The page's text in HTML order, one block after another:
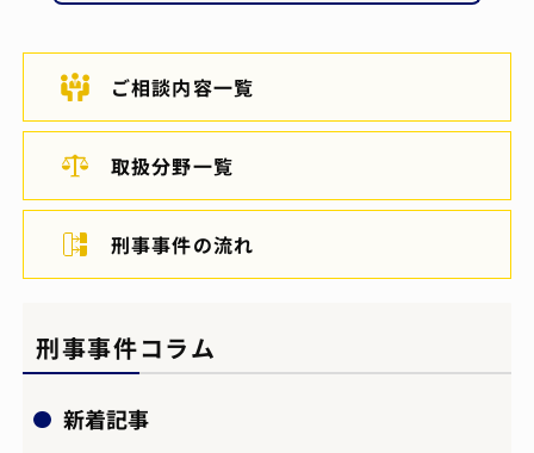
ご相談内容一覧
取扱分野一覧
刑事事件の流れ
刑事事件コラム
新着記事